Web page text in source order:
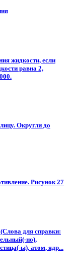
жидкости, если
равна 2,
Округли до
Рисунок 27
для справки:
но),
ы), атом, ядр...